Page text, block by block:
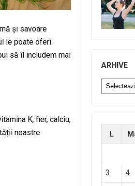
și savoare
le poate oferi
să îl includem mai
K, fier, calciu,
noastre
ARHIVE
Arhive
L
3 4